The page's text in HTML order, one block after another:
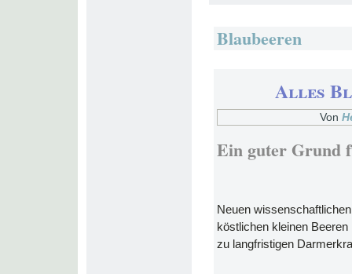
Blaubeeren
Alles
Von
Ein guter Grund
Neuen
köstlichen kleinen
zu langfristigen